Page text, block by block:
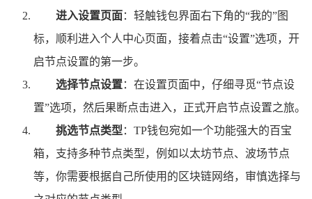
进入设置页面：轻触钱包界面右下角的“我的”图
标，顺利进入个人中心页面，接着点击“设置”选项，开
启节点设置的第一步。
选择节点设置：在设置页面中，仔细寻觅“节点设
置”选项，然后果断点击进入，正式开启节点设置之旅。
挑选节点类型 ：TP钱包宛如一个功能强大的百宝
箱，支持多种节点类型，例如以太坊节点、波场节点
等，你需要根据自己所使用的区块链网络，审慎选择与